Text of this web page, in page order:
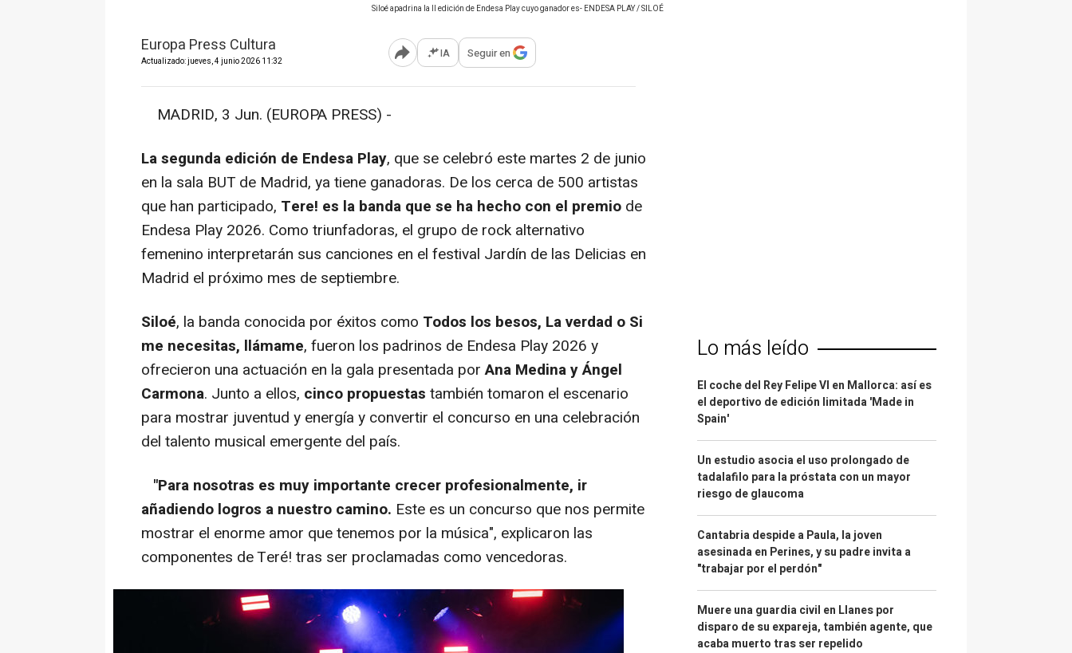
Siloé apadrina la II edición de Endesa Play cuyo ganador es- ENDESA PLAY / SILOÉ
Europa Press Cultura
Actualizado: jueves, 4 junio 2026 11:32 Abrir opciones para compartir
IA Seguir en
MADRID, 3 Jun. (EUROPA PRESS) -
La segunda edición de Endesa Play, que se celebró este martes 2 de junio
en la sala BUT de Madrid, ya tiene ganadoras. De los cerca de 500 artistas
que han participado, Tere! es la banda que se ha hecho con el premio de
Endesa Play 2026. Como triunfadoras, el grupo de rock alternativo
femenino interpretarán sus canciones en el festival Jardín de las Delicias en
Madrid el próximo mes de septiembre.
Siloé, la banda conocida por éxitos como Todos los besos, La verdad o Si
me necesitas, llámame, fueron los padrinos de Endesa Play 2026 y
ofrecieron una actuación en la gala presentada porAna Medina y Ángel
Carmona. Junto a ellos, cinco propuestas también tomaron el escenario
para mostrar juventud y energía y convertir el concurso en una celebración
del talento musical emergente del país.
"Para nosotras es muy importante crecer profesionalmente, ir
añadiendo logros a nuestro camino. Este es un concurso que nos permite
mostrar el enorme amor que tenemos por la música", explicaron las
componentes de Teré! tras ser proclamadas como vencedoras.
Lo más leído
El coche del Rey Felipe VI en Mallorca: así es
el deportivo de edición limitada 'Made in
Spain'
Un estudio asocia el uso prolongado de
tadalafilo para la próstata con un mayor
riesgo de glaucoma
Cantabria despide a Paula, la joven
asesinada en Perines, y su padre invita a
"trabajar por el perdón"
Muere una guardia civil en Llanes por
disparo de su expareja, también agente, que
acaba muerto tras ser repelido